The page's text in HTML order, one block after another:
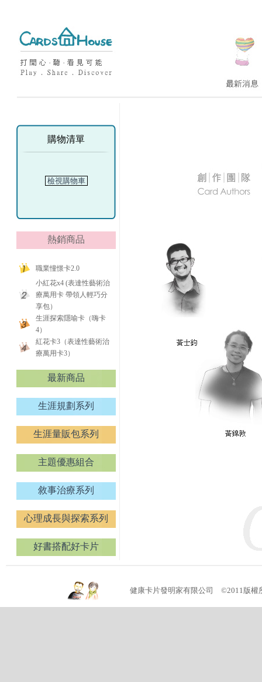
購物清單
檢視購物車
熱銷商品
職業憧憬卡2.0
小紅花x4 (表達性藝術治
療萬用卡 帶領人輕巧分
享包）
生涯探索隱喻卡（嗨卡
4）
紅花卡3（表達性藝術治
療萬用卡3）
最新商品
生涯規劃系列
生涯量販包系列
主題優惠組合
敘事治療系列
心理成長與探索系列
好書搭配好卡片
健康卡片發明家有限公司 ©2011版權